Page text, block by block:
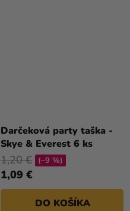
Darčeková party taška -
Skye & Everest 6 ks
1,09 €
1,20 € (–9 %)
DO KOŠÍKA